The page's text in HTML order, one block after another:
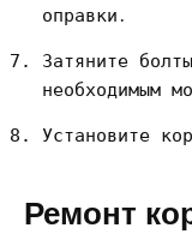
оправки․
Затяните
необходимым
Установите
Ремонт